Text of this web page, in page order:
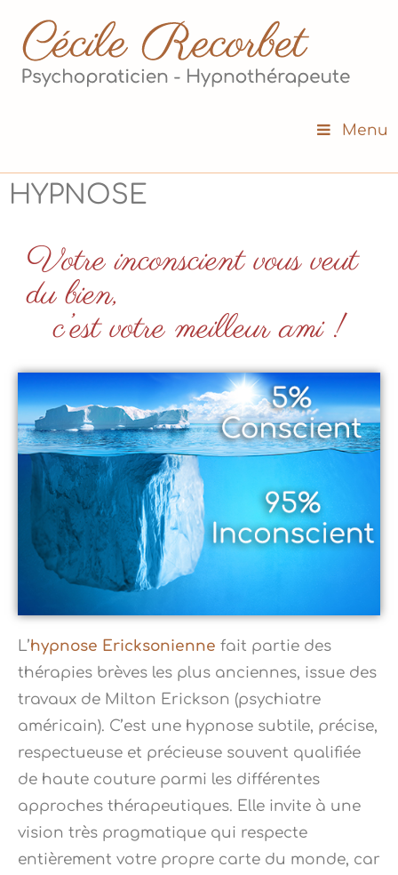
Menu
HYPNOSE
Votre inconscient vous veut
du bien,
c’est votre meilleur ami !
L’hypnose Ericksonienne fait partie des
thérapies brèves les plus anciennes, issue des
travaux de Milton Erickson (psychiatre
américain). C’est une hypnose subtile, précise,
respectueuse et précieuse souvent qualifiée
de haute couture parmi les différentes
approches thérapeutiques. Elle invite à une
vision très pragmatique qui respecte
entièrement votre propre carte du monde, car